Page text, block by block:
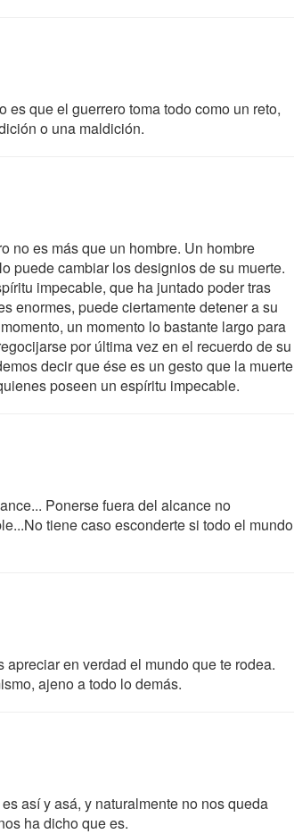
que el guerrero toma todo como un reto,
o una maldición.
no es más que un hombre. Un hombre
puede cambiar los designios de su muerte.
impecable, que ha juntado poder tras
enormes, puede ciertamente detener a su
un momento lo bastante largo para
por última vez en el recuerdo de su
decir que ése es un gesto que la muerte
poseen un espíritu impecable.
Ponerse fuera del alcance no
tiene caso esconderte si todo el mundo
en verdad el mundo que te rodea.
ajeno a todo lo demás.
así y asá, y naturalmente no nos queda
ha dicho que es.